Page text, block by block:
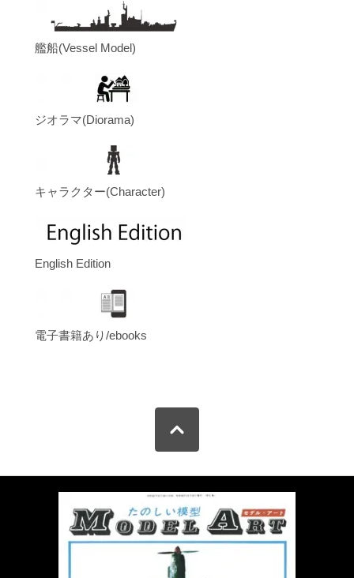
艦船(Vessel Model)
ジオラマ(Diorama)
キャラクター(Character)
English Edition
電子書籍あり/ebooks